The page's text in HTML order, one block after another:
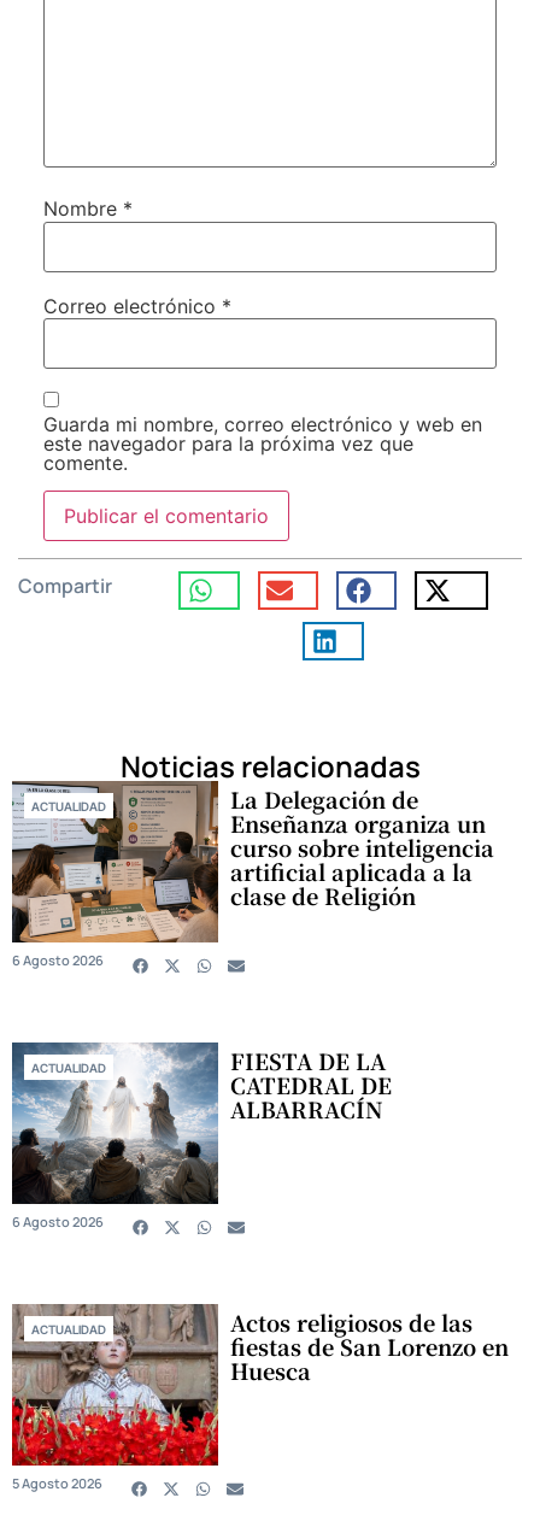
Nombre *
Correo electrónico *
Guarda mi nombre, correo electrónico y web en
este navegador para la próxima vez que
comente.
Compartir
Noticias relacionadas
ACTUALIDAD La Delegación de
Enseñanza organiza un
curso sobre inteligencia
artificial aplicada a la
clase de Religión
6 Agosto 2026
ACTUALIDAD FIESTA DE LA
CATEDRAL DE
ALBARRACÍN
6 Agosto 2026
ACTUALIDAD Actos religiosos de las
fiestas de San Lorenzo en
Huesca
5 Agosto 2026